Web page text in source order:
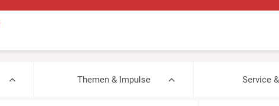
Themen & Impulse Service